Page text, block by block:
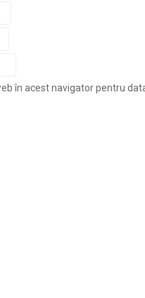
în acest navigator pentru